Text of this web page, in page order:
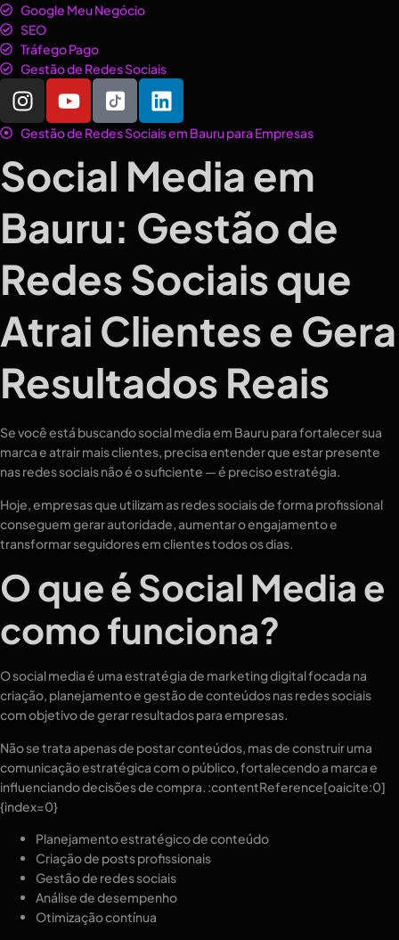
Google Meu Negócio
SEO
Tráfego Pago
Gestão de Redes Sociais
Gestão de Redes Sociais em Bauru para Empresas
Social Media em
Bauru: Gestão de
Redes Sociais que
Atrai Clientes e Gera
Resultados Reais
Se você está buscando social media em Bauru para fortalecer sua
marca e atrair mais clientes, precisa entender que estar presente
nas redes sociais não é o suficiente — é preciso estratégia.
Hoje, empresas que utilizam as redes sociais de forma profissional
conseguem gerar autoridade, aumentar o engajamento e
transformar seguidores em clientes todos os dias.
O que é Social Media e
como funciona?
O social media é uma estratégia de marketing digital focada na
criação, planejamento e gestão de conteúdos nas redes sociais
com objetivo de gerar resultados para empresas.
Não se trata apenas de postar conteúdos, mas de construir uma
comunicação estratégica com o público, fortalecendo a marca e
influenciando decisões de compra. :contentReference[oaicite:0]
{index=0}
Planejamento estratégico de conteúdo
Criação de posts profissionais
Gestão de redes sociais
Análise de desempenho
Otimização contínua